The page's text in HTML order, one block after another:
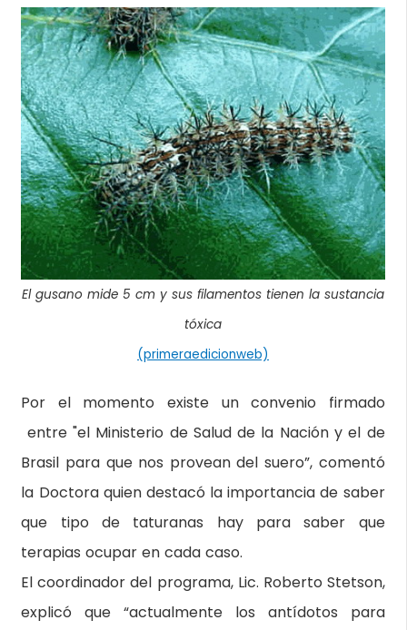
El gusano mide 5 cm y sus filamentos tienen la sustancia
tóxica
(primeraedicionweb)
Por el momento existe un convenio firmado
entre "el Ministerio de Salud de la Nación y el de
Brasil para que nos provean del suero”, comentó
la Doctora quien destacó la importancia de saber
que tipo de taturanas hay para saber que
terapias ocupar en cada caso.
El coordinador del programa, Lic. Roberto Stetson,
explicó que “actualmente los antídotos para